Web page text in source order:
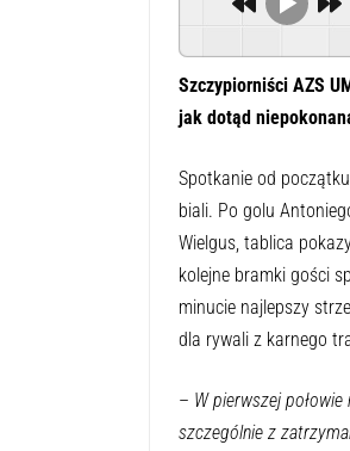
Szczypiorniści AZS
jak dotąd
Spotkanie od
biali. Po golu
Wielgus, tablica
kolejne bramki gości
minucie najlepszy
dla rywali z karnego
– W pierwszej
szczególnie z